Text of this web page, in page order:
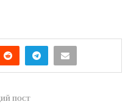
ПОСТ